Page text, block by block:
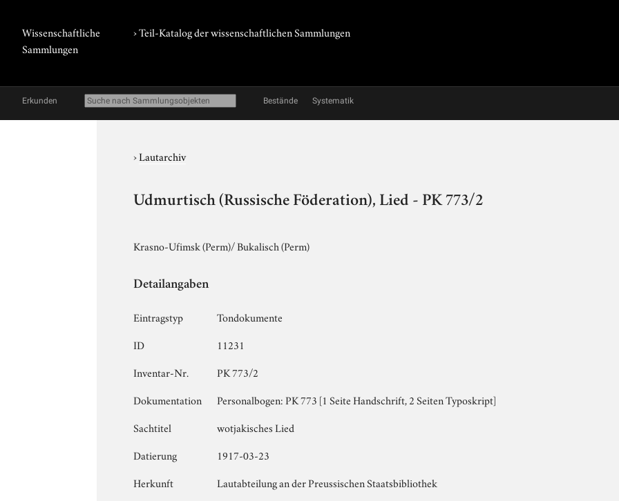
Wissenschaftliche
Sammlungen
› Teil-Katalog der wissenschaftlichen Sammlungen
Erkunden Bestände Systematik
›Lautarchiv
Udmurtisch (Russische Föderation), Lied - PK 773/2
Krasno-Ufimsk (Perm)/ Bukalisch (Perm)
Detailangaben
Eintragstyp
Tondokumente
ID
11231
Inventar-Nr.
PK 773/2
Dokumentation
Personalbogen: PK 773 [1 Seite Handschrift, 2 Seiten Typoskript]
Sachtitel
wotjakisches Lied
Datierung
1917-03-23
Herkunft
Lautabteilung an der Preussischen Staatsbibliothek